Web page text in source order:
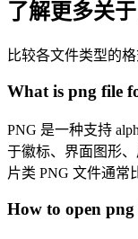
了解更多关
比较各文件类型的
What is png file
PNG 是一种支持
于徽标、界面图形
片类 PNG 文件通常
How to open png